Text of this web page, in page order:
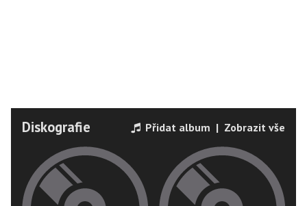
Diskografie Přidat album | Zobrazit vše